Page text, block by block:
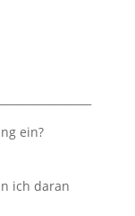
ein?
ich daran